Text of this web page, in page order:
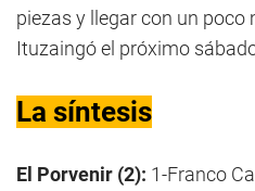
piezas y llegar con un poco
Ituzaingó el próximo
La síntesis
El Porvenir (2): 1-Franco